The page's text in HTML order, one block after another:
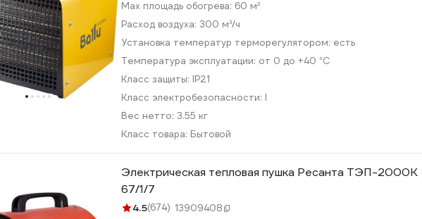
Max площадь обогрева: 60 м²
Расход воздуха: 300 м³/ч
Установка температур терморегулятором: есть
Температура эксплуатации: от 0 до +40 °С
Класс защиты: IP21
Класс электробезопасности: I
Вес нетто: 3.55 кг
Класс товара: Бытовой
Электрическая тепловая пушка Ресанта ТЭП-2000К
67/1/7
4.5(674) 13909408